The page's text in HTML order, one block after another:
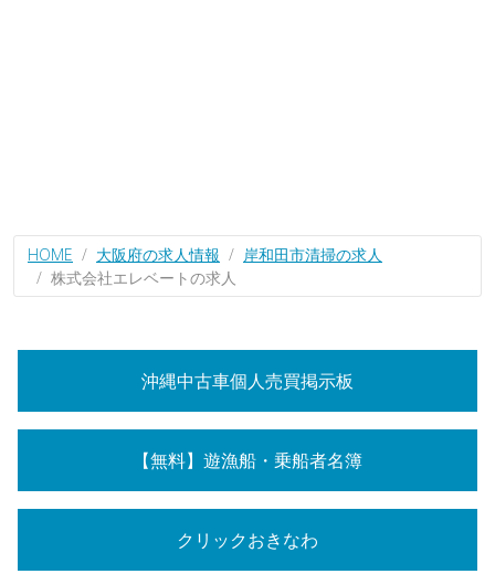
HOME 大阪府の求人情報
岸和田市清掃の求人
株式会社エレベートの求人
沖縄中古車個人売買掲示板
【無料】遊漁船・乗船者名簿
クリックおきなわ